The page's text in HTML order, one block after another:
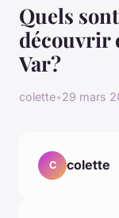
Quels
découvrir
Var?
colette•29 mars
C colette